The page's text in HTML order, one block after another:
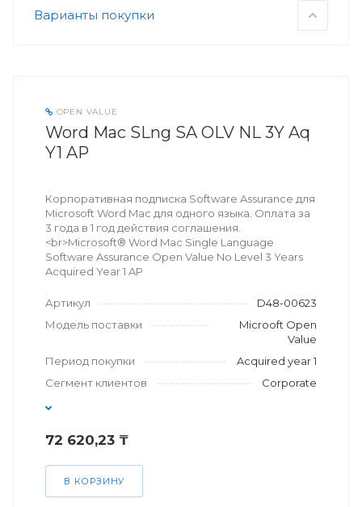
Варианты покупки
OPEN VALUE
Word Mac SLng SA OLV NL 3Y Aq
Y1 AP
Корпоративная подписка Software Assurance для
Microsoft Word Mac для одного языка. Оплата за
3 года в 1 год действия соглашения.
<br>Microsoft® Word Mac Single Language
Software Assurance Open Value No Level 3 Years
Acquired Year 1 AP
Артикул
D48-00623
Модель поставки
Microoft Open
Value
Период покупки
Acquired year 1
Сегмент клиентов
Corporate
72 620,23 ₸
В КОРЗИНУ